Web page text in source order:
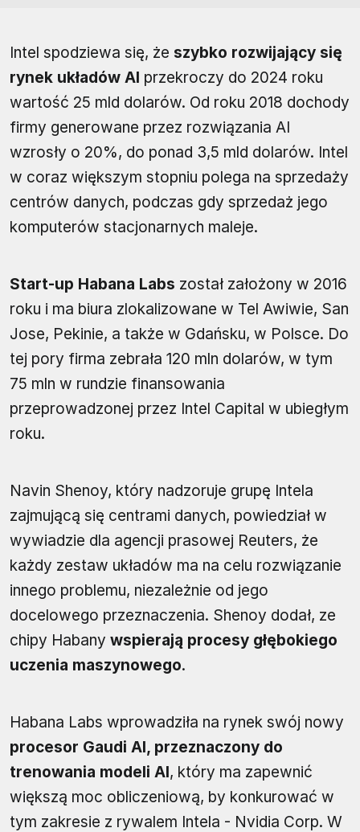
Intel spodziewa się, że szybko rozwijający się
rynek układów AI przekroczy do 2024 roku
wartość 25 mld dolarów. Od roku 2018 dochody
firmy generowane przez rozwiązania AI
wzrosły o 20%, do ponad 3,5 mld dolarów. Intel
w coraz większym stopniu polega na sprzedaży
centrów danych, podczas gdy sprzedaż jego
komputerów stacjonarnych maleje.
Start-up Habana Labs został założony w 2016
roku i ma biura zlokalizowane w Tel Awiwie, San
Jose, Pekinie, a także w Gdańsku, w Polsce. Do
tej pory firma zebrała 120 mln dolarów, w tym
75 mln w rundzie finansowania
przeprowadzonej przez Intel Capital w ubiegłym
roku.
Navin Shenoy, który nadzoruje grupę Intela
zajmującą się centrami danych, powiedział w
wywiadzie dla agencji prasowej Reuters, że
każdy zestaw układów ma na celu rozwiązanie
innego problemu, niezależnie od jego
docelowego przeznaczenia. Shenoy dodał, ze
chipy Habany wspierają procesy głębokiego
uczenia maszynowego.
Habana Labs wprowadziła na rynek swój nowy
procesor Gaudi AI, przeznaczony do
trenowania modeli AI, który ma zapewnić
większą moc obliczeniową, by konkurować w
tym zakresie z rywalem Intela - Nvidia Corp. W